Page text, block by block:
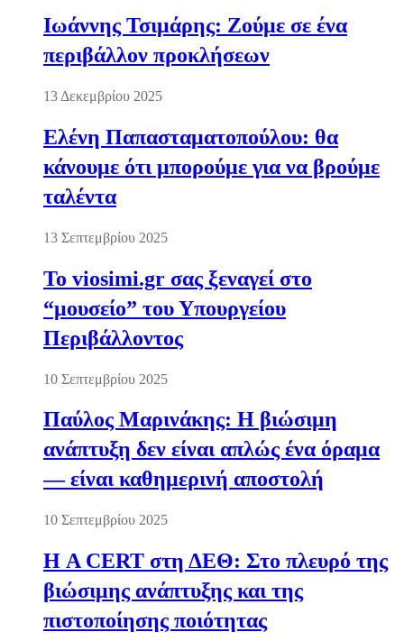
Ιωάννης Τσιμάρης: Ζούμε σε ένα
περιβάλλον προκλήσεων
13 Δεκεμβρίου 2025
Ελένη Παπασταματοπούλου: θα
κάνουμε ότι μπορούμε για να βρούμε
ταλέντα
13 Σεπτεμβρίου 2025
Το viosimi.gr σας ξεναγεί στο
“μουσείο” του Υπουργείου
Περιβάλλοντος
10 Σεπτεμβρίου 2025
Παύλος Μαρινάκης: Η βιώσιμη
ανάπτυξη δεν είναι απλώς ένα όραμα
— είναι καθημερινή αποστολή
10 Σεπτεμβρίου 2025
Η A CERT στη ΔΕΘ: Στο πλευρό της
βιώσιμης ανάπτυξης και της
πιστοποίησης ποιότητας